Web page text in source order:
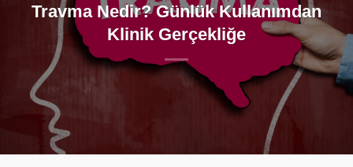
Travma Nedir? Günlük Kullanımdan
Klinik Gerçekliğe